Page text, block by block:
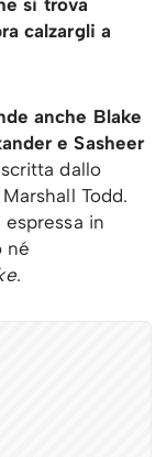
calzargli a
anche Blake
e Sasheer
dallo
Todd.
in
né
.